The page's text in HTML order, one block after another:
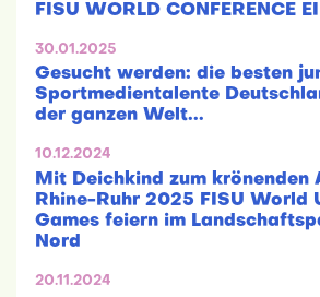
FISU WORLD CONFERENCE
30.01.2025
Gesucht werden: die besten
Sportmedientalente
der ganzen Welt...
10.12.2024
Mit Deichkind zum krönenden
Rhine-Ruhr 2025 FISU World
Games feiern im
Nord
20.11.2024